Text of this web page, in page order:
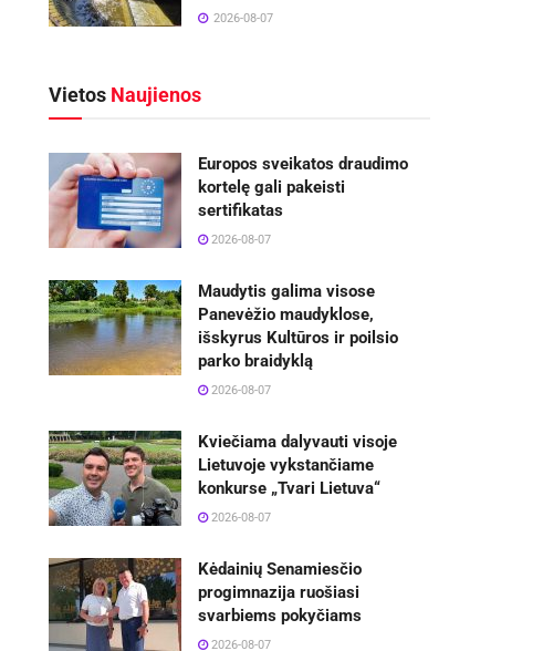
2026-08-07
Vietos Naujienos
Europos sveikatos draudimo
kortelę gali pakeisti
sertifikatas
2026-08-07
Maudytis galima visose
Panevėžio maudyklose,
išskyrus Kultūros ir poilsio
parko braidyklą
2026-08-07
Kviečiama dalyvauti visoje
Lietuvoje vykstančiame
konkurse „Tvari Lietuva“
2026-08-07
Kėdainių Senamiesčio
progimnazija ruošiasi
svarbiems pokyčiams
2026-08-07